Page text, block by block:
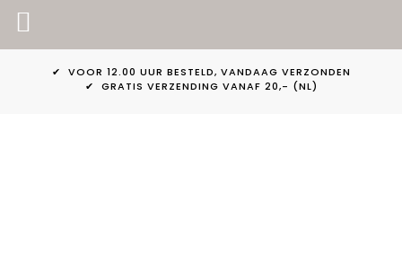
✔ VOOR 12.00 UUR BESTELD, VANDAAG VERZONDEN
✔ GRATIS VERZENDING VANAF 20,- (NL)